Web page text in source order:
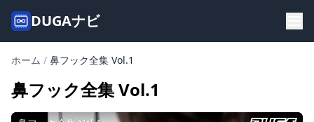
DUGAナビ
ホーム / 鼻フック全集 Vol.1
鼻フック全集 Vol.1